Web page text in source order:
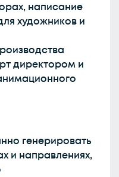
написание
художников и
директором и
генерировать
и направлениях,